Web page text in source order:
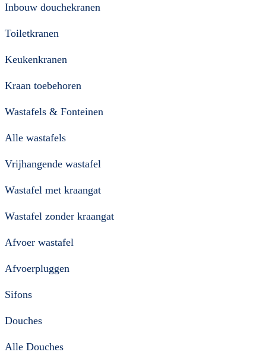
Inbouw douchekranen
Toiletkranen
Keukenkranen
Kraan toebehoren
Wastafels & Fonteinen
Alle wastafels
Vrijhangende wastafel
Wastafel met kraangat
Wastafel zonder kraangat
Afvoer wastafel
Afvoerpluggen
Sifons
Douches
Alle Douches